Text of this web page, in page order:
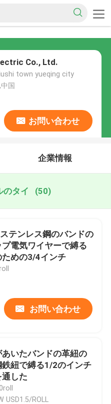
Co., Ltd.
town yueqing city
国
お問い合わせ
企業情報
のタイ (50)
テンレス鋼のバンドの
プ電気ワイヤーで縛る
ための3/4インチ
お問い合わせ
あいたバンドの革紐の
鉄紐で縛る1/2のインチ
した
USD1.5/ROLL